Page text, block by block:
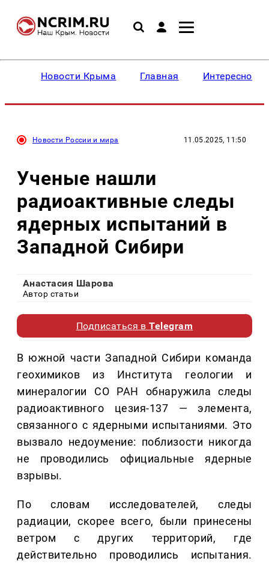
Новости Крыма Главная Интересное
Новости России и мира 11.05.2025, 11:50
Ученые нашли
радиоактивные следы
ядерных испытаний в
Западной Сибири
Анастасия Шарова
Автор статьи
Подписаться вTelegram
В южной части Западной Сибири команда
геохимиков из Института геологии и
минералогии СО РАН обнаружила следы
радиоактивного цезия-137 — элемента,
связанного с ядерными испытаниями. Это
вызвало недоумение: поблизости никогда
не проводились официальные ядерные
взрывы.
По словам исследователей, следы
радиации, скорее всего, были принесены
ветром с других территорий, где
действительно проводились испытания.